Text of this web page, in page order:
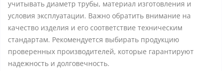
учитывать диаметр трубы, материал изготовления и
условия эксплуатации. Важно обратить внимание на
качество изделия и его соответствие техническим
стандартам. Рекомендуется выбирать продукцию
проверенных производителей, которые гарантируют
надежность и долговечность.